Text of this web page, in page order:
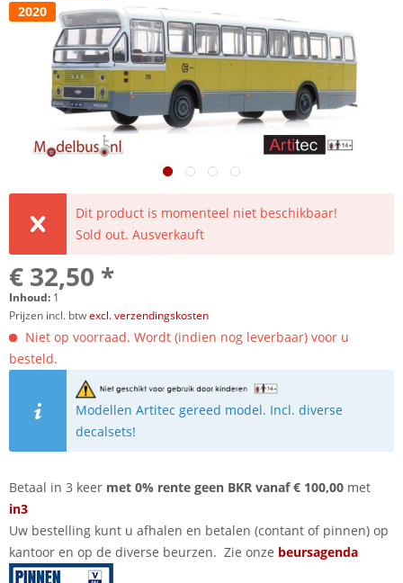
2020
Dit product is momenteel niet beschikbaar!
Sold out. Ausverkauft
€ 32,50 *
Inhoud: 1
Prijzen incl. btwexcl. verzendingskosten
Niet op voorraad. Wordt (indien nog leverbaar) voor u
besteld.
Modellen Artitec gereed model. Incl. diverse
decalsets!
Betaal in 3 keer met 0% rente geen BKR vanaf € 100,00 met
in3
Uw bestelling kunt u afhalen en betalen (contant of pinnen) op
kantoor en op de diverse beurzen. Zie onze beursagenda